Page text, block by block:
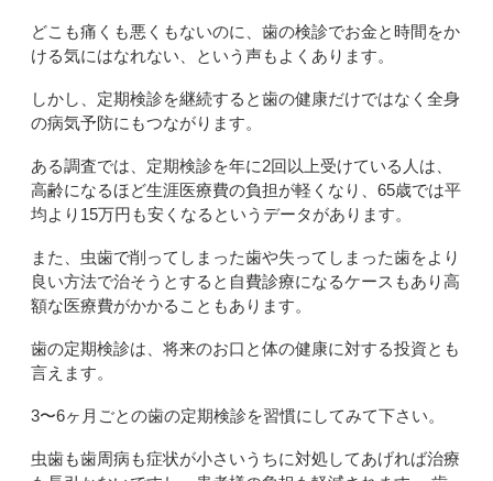
どこも痛くも悪くもないのに、歯の検診でお金と時間をか
ける気にはなれない、という声もよくあります。
しかし、定期検診を継続すると歯の健康だけではなく全身
の病気予防にもつながります。
ある調査では、定期検診を年に2回以上受けている人は、
高齢になるほど生涯医療費の負担が軽くなり、65歳では平
均より 15万円も安くなるというデータがあります。
また、虫歯で削ってしまった歯や失ってしまった歯をより
良い方法で治そうとすると自費診療になるケースもあり高
額な医療費がかかることもあります。
歯の定期検診は、将来のお口と体の健康に対する投資とも
言えます。
3〜6ヶ月ごとの歯の定期検診を習慣にしてみて下さい。
虫歯も歯周病も症状が小さいうちに対処してあげれば治療